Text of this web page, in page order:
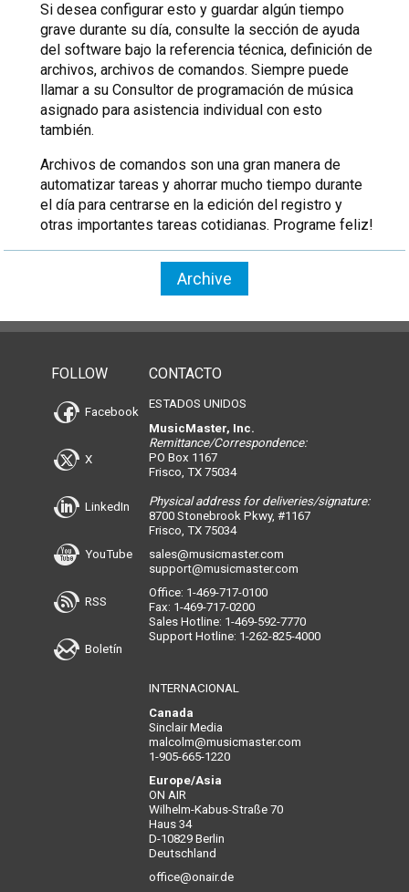
Si desea configurar esto y guardar algún tiempo
grave durante su día, consulte la sección de ayuda
del software bajo la referencia técnica, definición de
archivos, archivos de comandos. Siempre puede
llamar a su Consultor de programación de música
asignado para asistencia individual con esto
también.
Archivos de comandos son una gran manera de
automatizar tareas y ahorrar mucho tiempo durante
el día para centrarse en la edición del registro y
otras importantes tareas cotidianas. Programe feliz!
Archive
FOLLOW
Facebook
X
LinkedIn
YouTube
RSS
Boletín
CONTACTO
ESTADOS UNIDOS
MusicMaster, Inc.
Remittance/Correspondence:
PO Box 1167
Frisco, TX 75034
Physical address for deliveries/signature:
8700 Stonebrook Pkwy, #1167
Frisco, TX 75034
sales@musicmaster.com
support@musicmaster.com
Office: 1-469-717-0100
Fax: 1-469-717-0200
Sales Hotline: 1-469-592-7770
Support Hotline: 1-262-825-4000
INTERNACIONAL
Canada
Sinclair Media
malcolm@musicmaster.com
1-905-665-1220
Europe/Asia
ON AIR
Wilhelm-Kabus-Straße 70
Haus 34
D-10829 Berlin
Deutschland
office@onair.de